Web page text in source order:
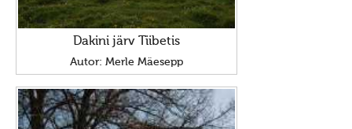
X
Otsi Maavalla Koja lehelt
Dakini järv Tiibetis
Autor: Merle Mäesepp